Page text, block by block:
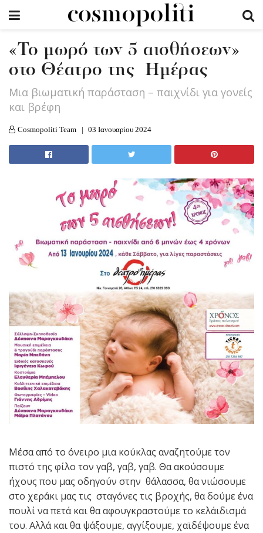
«Το μωρό των 5 αισθήσεων»
στο Θέατρο της Ημέρας
Μια βιωματική παράσταση – παιχνίδι για γονείς
και βρέφη
Cosmopoliti Team 03 Ιανουαρίου 2024
Μέσα από το όνειρο μια κούκλας αναζητούμε τον
πιστό της φίλο τον γαβ, γαβ, γαβ. Θα ακούσουμε
ήχους που μας οδηγούν στην θάλασσα, θα νιώσουμε
στο χεράκι μας τις σταγόνες τις βροχής, θα δούμε ένα
πουλί να πετά και θα αφουγκραστούμε το κελάιδισμά
του. Αλλά και θα ψάξουμε, αγγίξουμε, χαϊδέψουμε ένα